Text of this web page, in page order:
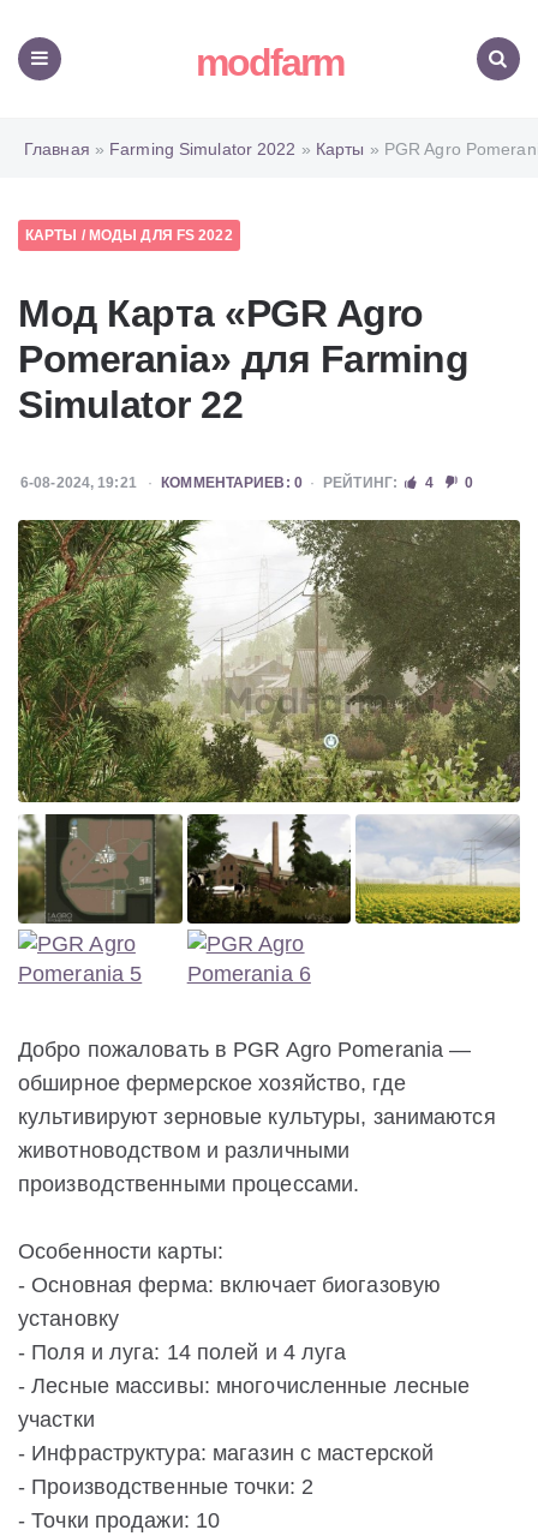
modfarm
Главная » Farming Simulator 2022 » Карты » PGR Agro
КАРТЫ / МОДЫ ДЛЯ FS 2022
Мод Карта «PGR Agro
Pomerania» для Farming
Simulator 22
6-08-2024, 19:21 КОММЕНТАРИЕВ: 0 РЕЙТИНГ: 4 0
Добро пожаловать в PGR Agro Pomerania —
обширное фермерское хозяйство, где
культивируют зерновые культуры, занимаются
животноводством и различными
производственными процессами.
Особенности карты:
- Основная ферма: включает биогазовую
установку
- Поля и луга: 14 полей и 4 луга
- Лесные массивы: многочисленные лесные
участки
- Инфраструктура: магазин с мастерской
- Производственные точки: 2
- Точки продажи: 10